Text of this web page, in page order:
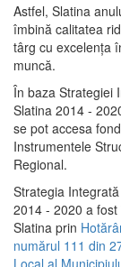
Astfel, Slatina
îmbină calitatea
târg cu excelenţa
muncă.
În baza Strategiei
Slatina 2014 -
se pot accesa
Instrumentele
Regional.
Strategia
2014 - 2020 a
Slatina prin
numărul 111 din
Local al